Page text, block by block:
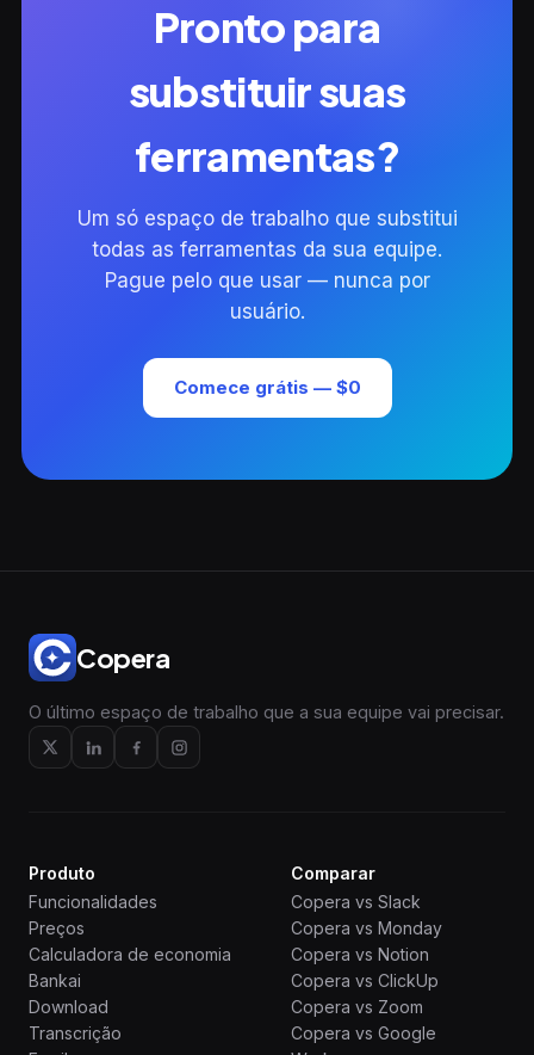
Pronto para
substituir suas
ferramentas?
Um só espaço de trabalho que substitui
todas as ferramentas da sua equipe.
Pague pelo que usar — nunca por
usuário.
Comece grátis — $0
Copera
O último espaço de trabalho que a sua equipe vai precisar.
Produto
Funcionalidades
Preços
Calculadora de economia
Bankai
Download
Transcrição
Comparar
Copera vs Slack
Copera vs Monday
Copera vs Notion
Copera vs ClickUp
Copera vs Zoom
Copera vs Google